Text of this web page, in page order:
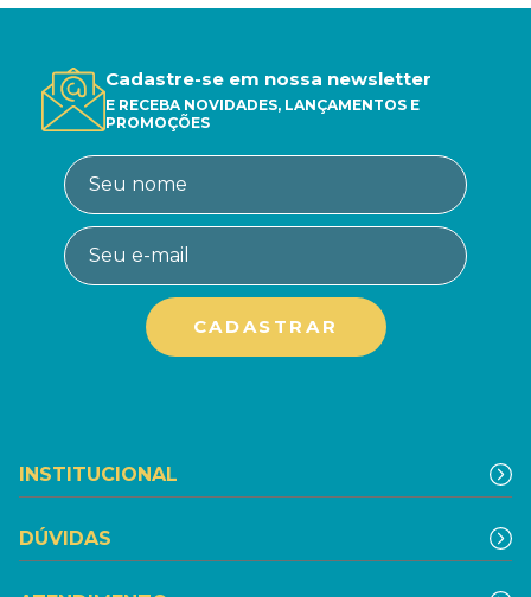
Cadastre-se em nossa newsletter
E RECEBA NOVIDADES, LANÇAMENTOS E
PROMOÇÕES
INSTITUCIONAL
DÚVIDAS